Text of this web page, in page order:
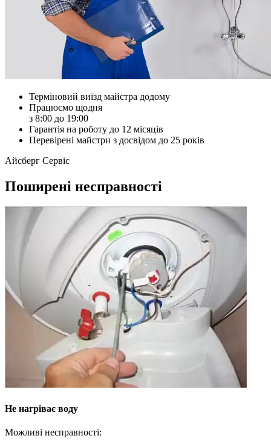
Терміновий виїзд майстра додому
Працюємо щодня
з 8:00 до 19:00
Гарантія на роботу до 12 місяців
Перевірені майстри з досвідом до 25 років
Айсберг Сервіс
Поширені несправності
Не нагріває воду
Можливі несправності: